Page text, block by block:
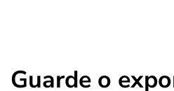
Guarde o